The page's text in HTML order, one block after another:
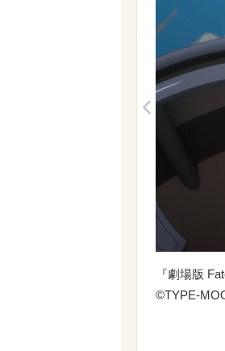
『劇場版
©TYPE-